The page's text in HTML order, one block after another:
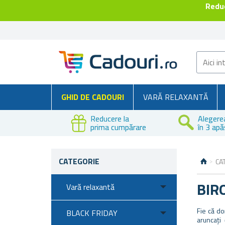
GHID DE CADOURI VARĂ RELAXANTĂ
Reducere la
prima cumpărare în 3
CATEGORIE
Vară relaxantă
BLACK FRIDAY
Fie că